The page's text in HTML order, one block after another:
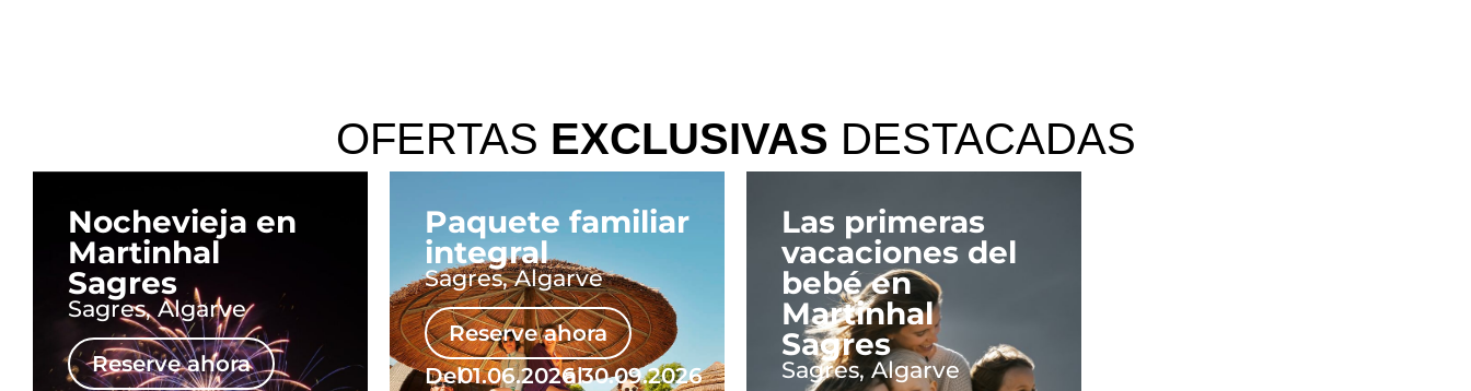
OFERTAS EXCLUSIVAS DESTACADAS
Nochevieja en
Martinhal
Sagres
Sagres, Algarve
Reserve ahora
Paquete familiar
integral
Sagres, Algarve
Reserve ahora
Del01.06.2026
al30.09.2026
Las primeras
vacaciones del
bebé en
Martinhal
Sagres
Sagres, Algarve